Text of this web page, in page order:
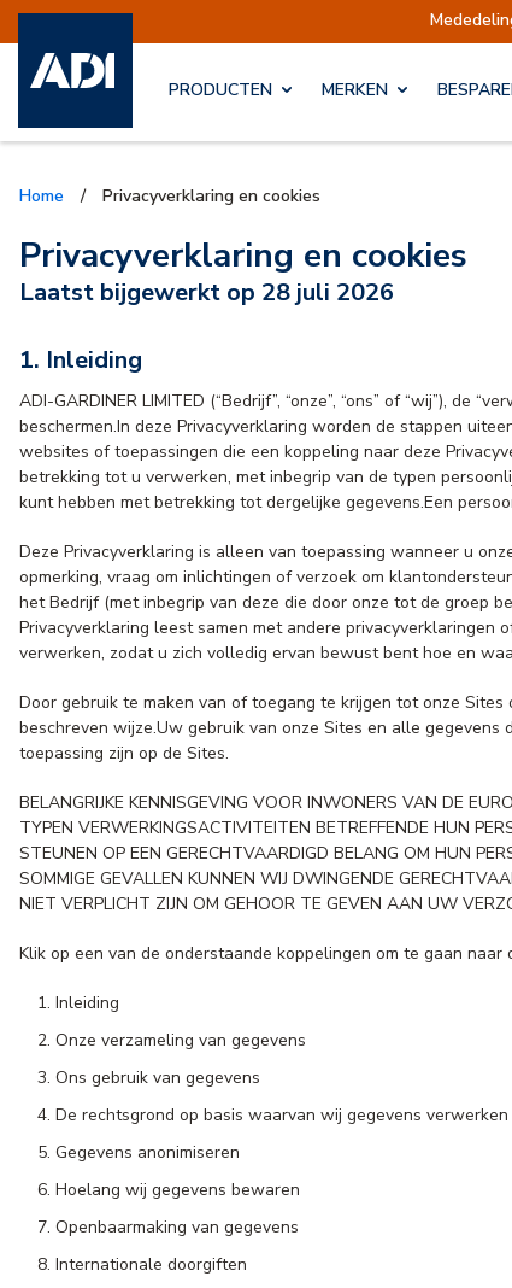
PRODUCTEN MERKEN
Home / Privacyverklaring en cookies
Privacyverklaring en cookies
Laatst bijgewerkt op 28 juli 2026
1. Inleiding
ADI-GARDINER LIMITED (“Bedrijf”, “onze”, “ons” of “wij”),
beschermen.In deze Privacyverklaring worden de stappen
websites of toepassingen die een koppeling naar deze
betrekking tot u verwerken, met inbegrip van de typen
kunt hebben met betrekking tot dergelijke gegevens.Een
Deze Privacyverklaring is alleen van toepassing wanneer u
opmerking, vraag om inlichtingen of verzoek om
het Bedrijf (met inbegrip van deze die door onze tot de groep
Privacyverklaring leest samen met andere
verwerken, zodat u zich volledig ervan bewust bent hoe en
Door gebruik te maken van of toegang te krijgen tot onze
beschreven wijze.Uw gebruik van onze Sites en alle
toepassing zijn op de Sites.
BELANGRIJKE KENNISGEVING VOOR INWONERS VAN DE
TYPEN VERWERKINGSACTIVITEITEN BETREFFENDE HUN
STEUNEN OP EEN GERECHTVAARDIGD BELANG OM HUN
SOMMIGE GEVALLEN KUNNEN WIJ DWINGENDE
NIET VERPLICHT ZIJN OM GEHOOR TE GEVEN AAN UW
Klik op een van de onderstaande koppelingen om te gaan naar
Inleiding
Onze verzameling van gegevens
Ons gebruik van gegevens
De rechtsgrond op basis waarvan wij gegevens verwerken
Gegevens anonimiseren
Hoelang wij gegevens bewaren
Openbaarmaking van gegevens
Internationale doorgiften